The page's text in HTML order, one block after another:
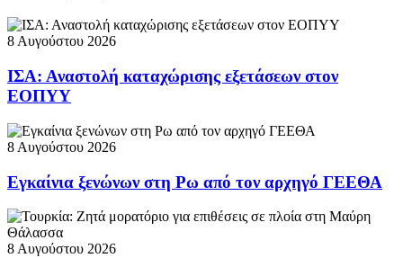
8 Αυγούστου 2026
ΙΣΑ: Αναστολή καταχώρισης εξετάσεων στον
ΕΟΠΥΥ
8 Αυγούστου 2026
Εγκαίνια ξενώνων στη Ρω από τον αρχηγό ΓΕΕΘΑ
8 Αυγούστου 2026